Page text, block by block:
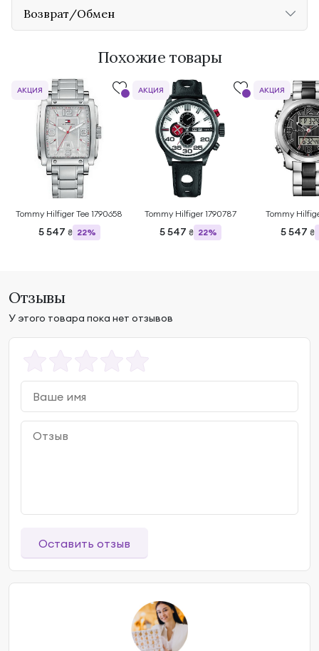
Возврат/Обмен
Похожие товары
Tommy Hilfiger Тее 1790658
5 547 ₴ 22%
АКЦИЯ
Tommy Hilfiger 1790787
5 547 ₴ 22%
АКЦИЯ
Tommy
5 547 ₴
АКЦИЯ
Отзывы
У этого товара пока нет отзывов
Оставить отзыв